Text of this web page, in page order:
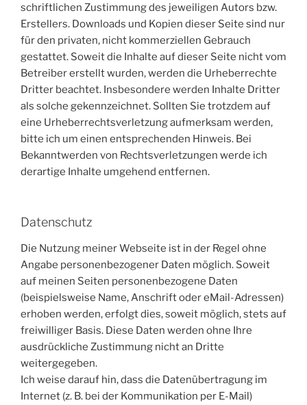
schriftlichen Zustimmung des jeweiligen Autors bzw.
Erstellers. Downloads und Kopien dieser Seite sind nur
für den privaten, nicht kommerziellen Gebrauch
gestattet. Soweit die Inhalte auf dieser Seite nicht vom
Betreiber erstellt wurden, werden die Urheberrechte
Dritter beachtet. Insbesondere werden Inhalte Dritter
als solche gekennzeichnet. Sollten Sie trotzdem auf
eine Urheberrechtsverletzung aufmerksam werden,
bitte ich um einen entsprechenden Hinweis. Bei
Bekanntwerden von Rechtsverletzungen werde ich
derartige Inhalte umgehend entfernen.
Datenschutz
Die Nutzung meiner Webseite ist in der Regel ohne
Angabe personenbezogener Daten möglich. Soweit
auf meinen Seiten personenbezogene Daten
(beispielsweise Name, Anschrift oder eMail-Adressen)
erhoben werden, erfolgt dies, soweit möglich, stets auf
freiwilliger Basis. Diese Daten werden ohne Ihre
ausdrückliche Zustimmung nicht an Dritte
weitergegeben.
Ich weise darauf hin, dass die Datenübertragung im
Internet (z. B. bei der Kommunikation per E-Mail)